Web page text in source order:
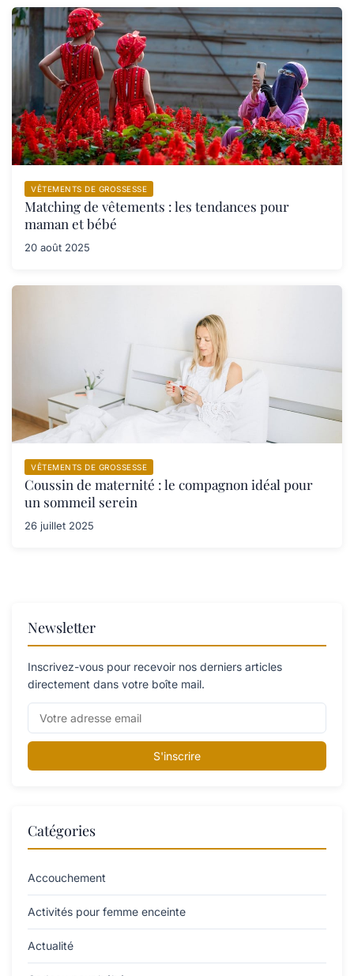
VÊTEMENTS DE GROSSESSE
Matching de vêtements : les tendances pour
maman et bébé
20 août 2025
VÊTEMENTS DE GROSSESSE
Coussin de maternité : le compagnon idéal pour
un sommeil serein
26 juillet 2025
Newsletter
Inscrivez-vous pour recevoir nos derniers articles
directement dans votre boîte mail.
S'inscrire
Catégories
Accouchement
Activités pour femme enceinte
Actualité